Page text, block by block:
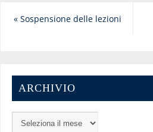
«Sospensione delle lezioni
ARCHIVIO